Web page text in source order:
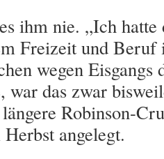
ihm nie. „Ich hatte
Freizeit und Beruf
wegen Eisgangs
war das zwar
Robinson-
angelegt.